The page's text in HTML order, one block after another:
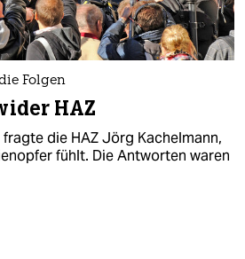
Folgen
HAZ
die HAZ Jörg Kachelmann,
fühlt. Die Antworten waren